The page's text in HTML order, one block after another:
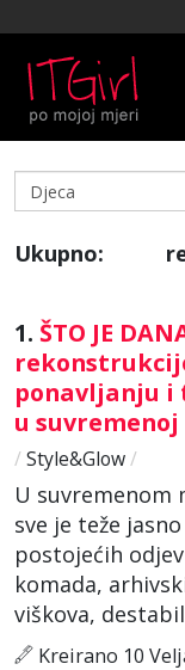
Ukupno:
1. ŠTO JE
ponavljanju
u
/ Style&Glow/
U suvremenom
sve je teže
postojećih
komada,
viškova,
Kreirano 10